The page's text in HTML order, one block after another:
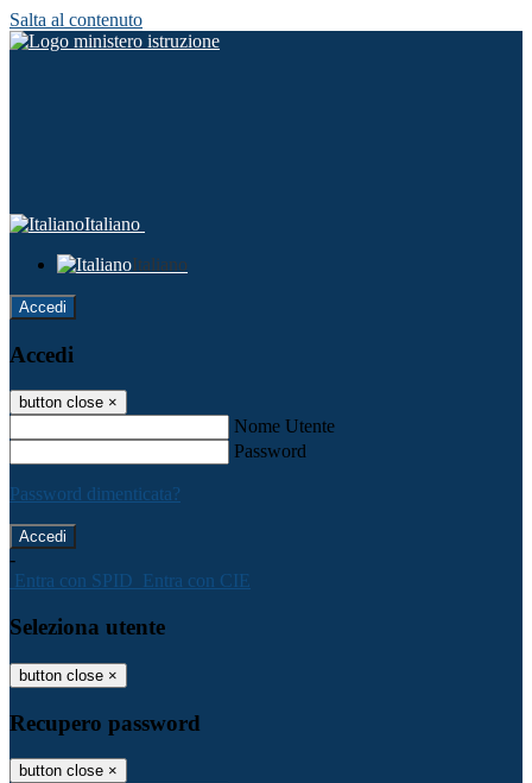
Salta al contenuto
Italiano
Italiano
Accedi
Accedi
button close ×
Nome Utente
Password
Password dimenticata?
-
Entra con SPID Entra con CIE
Seleziona utente
button close ×
Recupero password
button close ×